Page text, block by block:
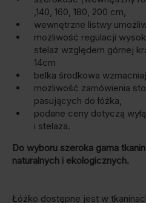
,140, 160, 180, 200 cm,
wewnętrzne listwy
możliwość regulacji
stelaż względem górnej
14cm
belka środkowa
możliwość zamówienia
pasujących do łóżka,
podane ceny dotyczą
i stelaża.
Do wyboru szeroka gama
naturalnych i ekologicznych.
Łóżko dostępne jest w